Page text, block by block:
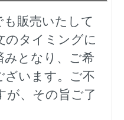
販売いたして
のタイミングに
みとなり、ご希
ざいます。ご不
が、その旨ご了